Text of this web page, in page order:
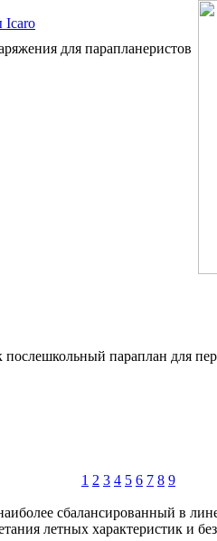
послешкольный параплан для
1 2 3 4 5 6 7 8 9
сбалансированный в
летных характеристик и